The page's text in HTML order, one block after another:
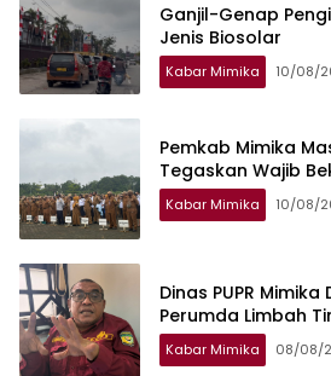
Ganjil-Genap
Jenis Biosolar
Kabar Mimika 10/08/
Pemkab Mimika
Tegaskan Wajib
Kabar Mimika 10/08/
Dinas PUPR
Perumda Limbah
Kabar Mimika 08/08/